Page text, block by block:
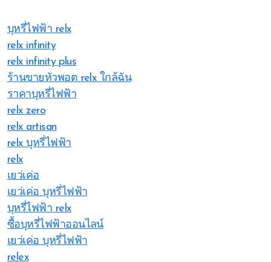
บุหรี่ไฟฟ้า relx
relx infinity
relx infinity plus
ร้านขายหัวพอต relx ใกล้ฉัน
ราคาบุหรี่ไฟฟ้า
relx zero
relx artisan
relx บุหรี่ไฟฟ้า
relx
เยว่เค่อ
เยว่เค่อ บุหรี่ไฟฟ้า
บุหรี่ไฟฟ้า relx
ซื้อบุหรี่ไฟฟ้าออนไลน์
เยว่เค่อ บุหรี่ไฟฟ้า
relex